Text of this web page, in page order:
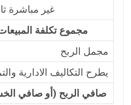
غير مباشرة
مجموع تكلفة
مجمل الربح
يطرح التكاليف الادارية
صافي الربح (أو صافي